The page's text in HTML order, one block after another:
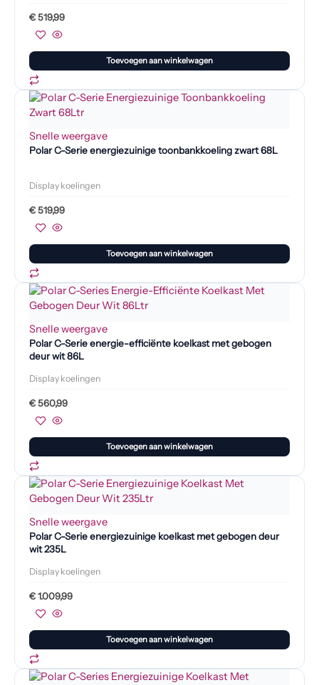
€519,99
Toevoegen aan winkelwagen
Snelle weergave
Polar C-Serie energiezuinige toonbankkoeling zwart 68L
Display koelingen
€519,99
Toevoegen aan winkelwagen
Snelle weergave
Polar C-Serie energie-efficiënte koelkast met gebogen
deur wit 86L
Display koelingen
€560,99
Toevoegen aan winkelwagen
Snelle weergave
Polar C-Serie energiezuinige koelkast met gebogen deur
wit 235L
Display koelingen
€1.009,99
Toevoegen aan winkelwagen